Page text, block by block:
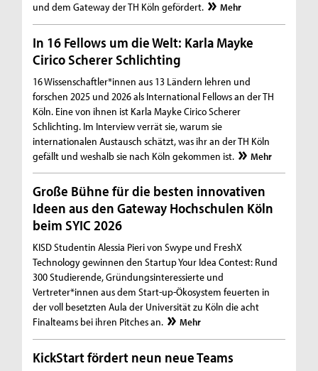
und dem Gateway der TH Köln gefördert. Mehr
In 16 Fellows um die Welt: Karla Mayke
Cirico Scherer Schlichting
16 Wissenschaftler*innen aus 13 Ländern lehren und
forschen 2025 und 2026 als International Fellows an der TH
Köln. Eine von ihnen ist Karla Mayke Cirico Scherer
Schlichting. Im Interview verrät sie, warum sie
internationalen Austausch schätzt, was ihr an der TH Köln
gefällt und weshalb sie nach Köln gekommen ist.
Mehr
Große Bühne für die besten innovativen
Ideen aus den Gateway Hochschulen Köln
beim SYIC 2026
KISD Studentin Alessia Pieri von Swype und FreshX
Technology gewinnen den Startup Your Idea Contest: Rund
300 Studierende, Gründungsinteressierte und
Vertreter*innen aus dem Start-up-Ökosystem feuerten in
der voll besetzten Aula der Universität zu Köln die acht
Finalteams bei ihren Pitches an.
Mehr
KickStart fördert neun neue Teams